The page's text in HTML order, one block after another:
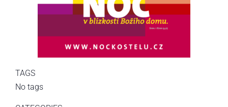
TAGS
No tags